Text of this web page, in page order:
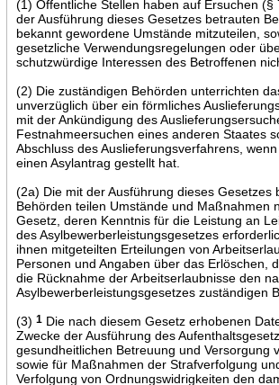
(1) Öffentliche Stellen haben auf Ersuchen (§
der Ausführung dieses Gesetzes betrauten
bekannt gewordene Umstände mitzuteilen,
gesetzliche Verwendungsregelungen oder
schutzwürdige Interessen des Betroffenen
(2) Die zuständigen Behörden unterrichten
unverzüglich über ein förmliches
mit der Ankündigung des
Festnahmeersuchen eines anderen Staates
Abschluss des Auslieferungsverfahrens,
einen Asylantrag gestellt hat.
(2a) Die mit der Ausführung dieses Gesetzes
Behörden teilen Umstände und Maßnahmen
Gesetz, deren Kenntnis für die Leistung an
des Asylbewerberleistungsgesetzes
ihnen mitgeteilten Erteilungen von
Personen und Angaben über das Erlöschen,
die Rücknahme der Arbeitserlaubnisse den
Asylbewerberleistungsgesetzes zuständigen
(3) 1Die nach diesem Gesetz erhobenen
Zwecke der Ausführung des
gesundheitlichen Betreuung und Versorgung
sowie für Maßnahmen der Strafverfolgung
Verfolgung von Ordnungswidrigkeiten den